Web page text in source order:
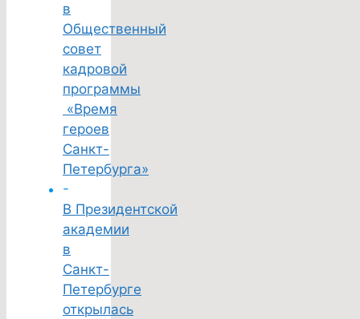
в
Общественный
совет
кадровой
программы
«Время
героев
Санкт-
Петербурга»
-
В Президентской
академии
в
Санкт-
Петербурге
открылась